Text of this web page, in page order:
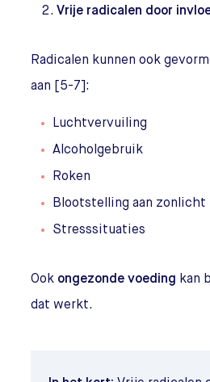
Vrije radicalen door
Radicalen kunnen ook
aan [5-7]:
Luchtvervuiling
Alcoholgebruik
Roken
Blootstelling aan zonlicht
Stresssituaties
Ook ongezonde voeding kan
dat werkt.